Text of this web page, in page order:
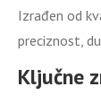
Izrađen od
preciznost,
Ključne